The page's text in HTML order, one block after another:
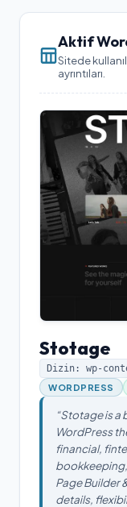
Aktif
Sitede
ayrıntıları.
Stotage
Dizin: wp-
WORDPRESS
“Stotage is a
WordPress
financial,
Page Builder
details,